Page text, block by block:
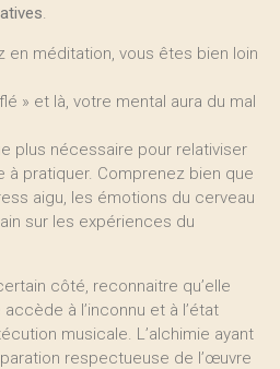
.
en méditation, vous êtes bien loin
» et là, votre mental aura du mal
plus nécessaire pour relativiser
à pratiquer. Comprenez bien que
aigu, les émotions du cerveau
sur les expériences du
côté, reconnaitre qu’elle
à l’inconnu et à l’état
musicale. L’alchimie ayant
respectueuse de l’œuvre